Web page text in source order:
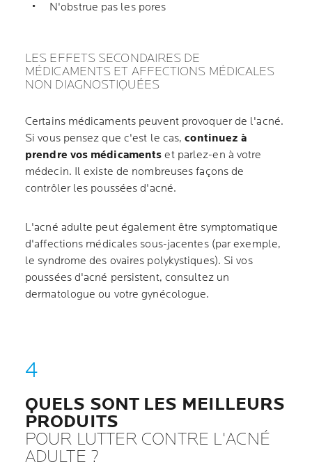
N'obstrue pas les pores
LES EFFETS SECONDAIRES DE
MÉDICAMENTS ET AFFECTIONS MÉDICALES
NON DIAGNOSTIQUÉES
Certains médicaments peuvent provoquer de l'acné.
Si vous pensez que c'est le cas,continuez à
prendre vos médicaments et parlez-en à votre
médecin. Il existe de nombreuses façons de
contrôler les poussées d'acné.
L'acné adulte peut également être symptomatique
d'affections médicales sous-jacentes (par exemple,
le syndrome des ovaires polykystiques). Si vos
poussées d'acné persistent, consultez un
dermatologue ou votre gynécologue.
QUELS SONT LES MEILLEURS
PRODUITS
POUR LUTTER CONTRE L'ACNÉ
ADULTE ?